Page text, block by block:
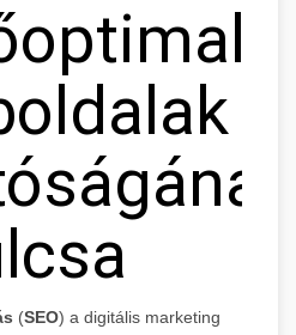
(SEO) a digitális marketing